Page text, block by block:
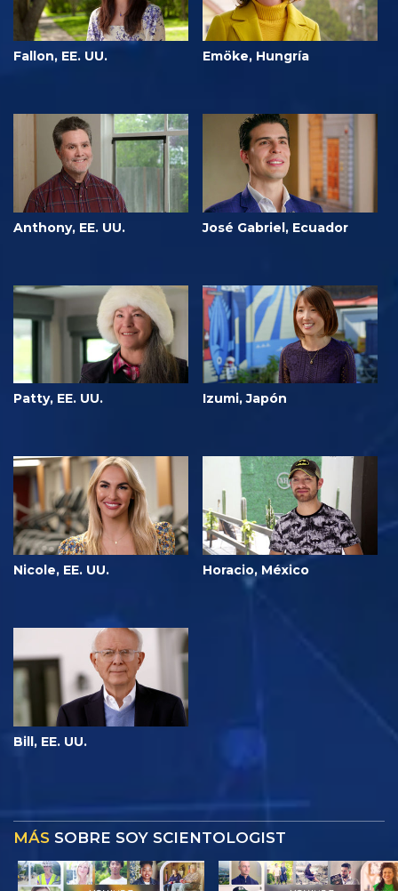
Fallon, EE. UU. Emöke, Hungría
Anthony, EE. UU. José Gabriel, Ecuador
Patty, EE. UU. Izumi, Japón
Nicole, EE. UU. Horacio, México
Bill, EE. UU.
MÁS SOBRE SOY SCIENTOLOGIST